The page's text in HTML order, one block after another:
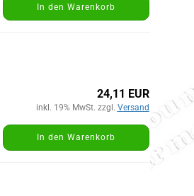
In den Warenkorb
24,11 EUR
inkl. 19% MwSt. zzgl. Versand
In den Warenkorb